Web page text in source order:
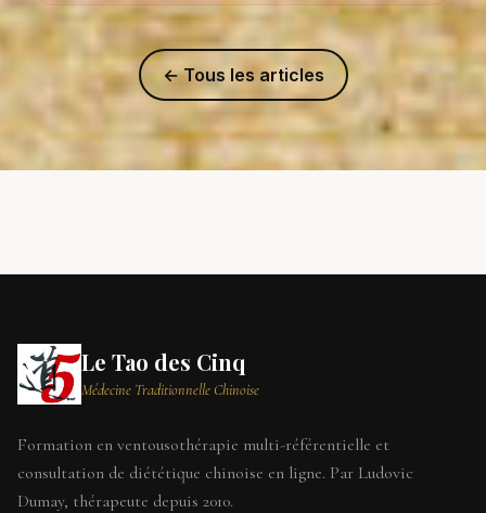
← Tous les articles
Le Tao des Cinq
Médecine Traditionnelle Chinoise
Formation en ventousothérapie multi-référentielle et
consultation de diététique chinoise en ligne. Par Ludovic
Dumay, thérapeute depuis 2010.